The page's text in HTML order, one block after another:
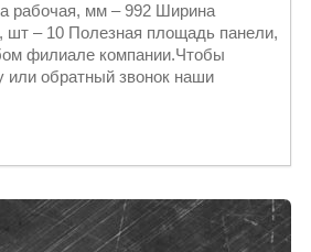
рабочая, мм – 992 Ширина
шт – 10 Полезная площадь панели,
филиале компании.Чтобы
или обратный звонок наши